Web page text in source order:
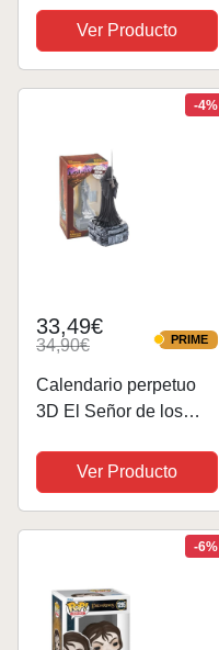
Minifigura Misteriosa
Sorpresa - 0.9 Inch (2.2
Cm) - el Señor de los
Anillos Coleccionable-
Ver Producto
-4%
33,49€
34,90€ PRIME
PRIME
Calendario perpetuo
3D El Señor de los
los Anillos Figuras,
Decoración habitación,
Calendario sobremesa
Ver Producto
-6%